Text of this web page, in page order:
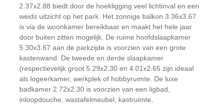
2.37x2.88 biedt door de hoekligging veel lichtinval en een
weids uitzicht op het park. Het zonnige balkon 3.36x3.67
is via de woonkamer bereikbaar en maakt het hele jaar
door buiten zitten mogelijk. De ruime hoofdslaapkamer
5.30x3.67 aan de parkzijde is voorzien van een grote
kastenwand. De tweede en derde slaapkamer
(respectievelijk groot 5.29x2.30 en 4.01x2.65 zijn ideaal
als logeerkamer, werkplek of hobbyruimte. De luxe
badkamer 2.72x2.30 is voorzien van een ligbad,
inloopdouche, wastafelmeubel, kastruimte,